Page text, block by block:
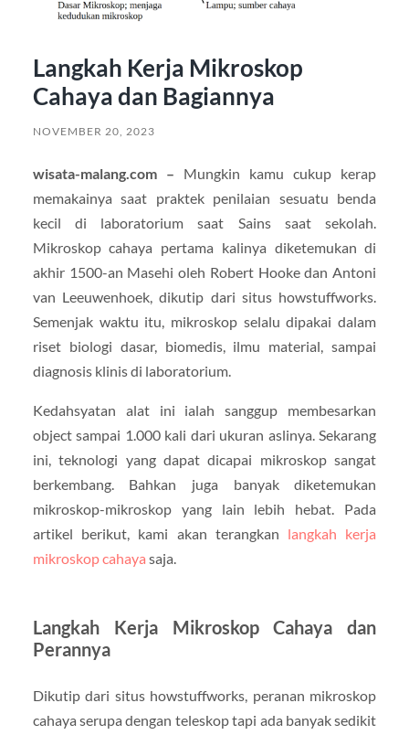
Langkah Kerja Mikroskop
Cahaya dan Bagiannya
NOVEMBER 20, 2023
wisata-malang.com – Mungkin kamu cukup kerap
memakainya saat praktek penilaian sesuatu benda
kecil di laboratorium saat Sains saat sekolah.
Mikroskop cahaya pertama kalinya diketemukan di
akhir 1500-an Masehi oleh Robert Hooke dan Antoni
van Leeuwenhoek, dikutip dari situs howstuffworks.
Semenjak waktu itu, mikroskop selalu dipakai dalam
riset biologi dasar, biomedis, ilmu material, sampai
diagnosis klinis di laboratorium.
Kedahsyatan alat ini ialah sanggup membesarkan
object sampai 1.000 kali dari ukuran aslinya. Sekarang
ini, teknologi yang dapat dicapai mikroskop sangat
berkembang. Bahkan juga banyak diketemukan
mikroskop-mikroskop yang lain lebih hebat. Pada
artikel berikut, kami akan terangkan langkah kerja
mikroskop cahaya saja.
Langkah Kerja Mikroskop Cahaya dan
Perannya
Dikutip dari situs howstuffworks, peranan mikroskop
cahaya serupa dengan teleskop tapi ada banyak sedikit